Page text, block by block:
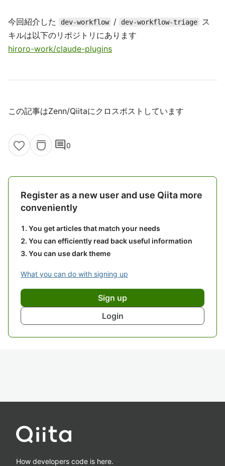
今回紹介した dev-workflow / dev-workflow-triage
ス
キルは以下のリポジトリにあります
hiroro-work/claude-plugins
この記事はZenn/Qiitaにクロスポストしています
comment0
Register as a new user and use Qiita more
conveniently
You get articles that match your needs
You can efficiently read back useful information
You can use dark theme
What you can do with signing up
Sign up
Login
How developers code is here.